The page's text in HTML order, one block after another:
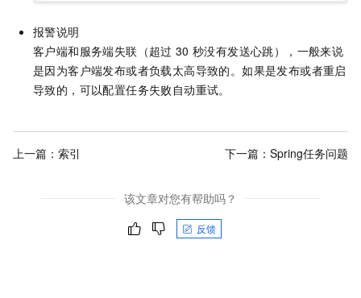
报警说明
客户端和服务端失联（超过 30 秒没有发送心跳），一般来说
是因为客户端发布或者负载太高导致的。如果是发布或者重启
导致的，可以配置任务失败自动重试。
上一篇： 索引 下一篇： Spring任务问题
该文章对您有帮助吗？
反馈